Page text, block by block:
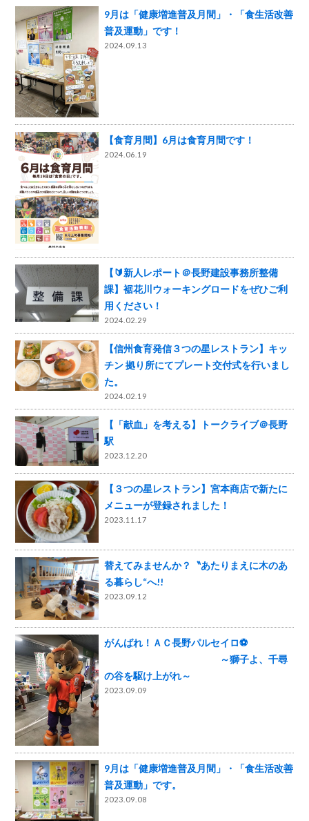
9月は「健康増進普及月間」・「食生活改善
普及運動」です！
2024.09.13
【食育月間】6月は食育月間です！
2024.06.19
【🔰新人レポート＠長野建設事務所整備
課】裾花川ウォーキングロードをぜひご利
用ください！
2024.02.29
【信州食育発信３つの星レストラン】キッ
チン 拠り所にてプレート交付式を行いまし
た。
2024.02.19
【「献血」を考える】トークライブ＠長野
駅
2023.12.20
【３つの星レストラン】宮本商店で新たに
メニューが登録されました！
2023.11.17
替えてみませんか？〝あたりまえに木のあ
る暮らし“へ!!
2023.09.12
がんばれ！ＡＣ長野パルセイロ⚽
～獅子よ、千尋
の谷を駆け上がれ～
2023.09.09
9月は「健康増進普及月間」・「食生活改善
普及運動」です。
2023.09.08